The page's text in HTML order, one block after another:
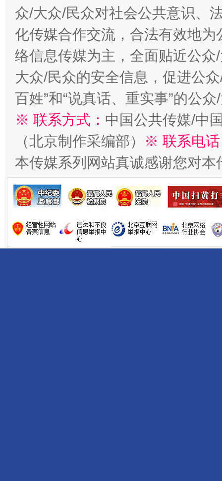
千年窑火 生生不息 一
揭开“小金库”的免责幌子
众/大众/民众对社会公共意识、
化传媒合作交流，合法有效地
络信息传媒为主，全面贴近公
大众/民众的安全信息，促进公
百姓”和“说真话、重实事”的公
※ 联系方式： 中国公共传媒/中
（北京制作采编部）
※ 联系电
本传媒系列网站真诚感谢您对